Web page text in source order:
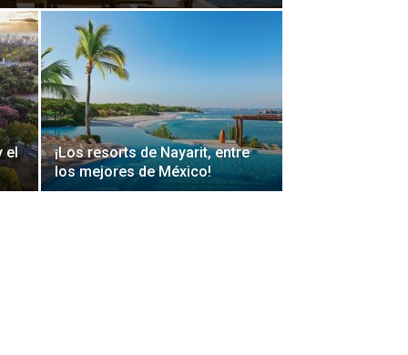
el
¡Los resorts de Nayarit, entre
los mejores de México!